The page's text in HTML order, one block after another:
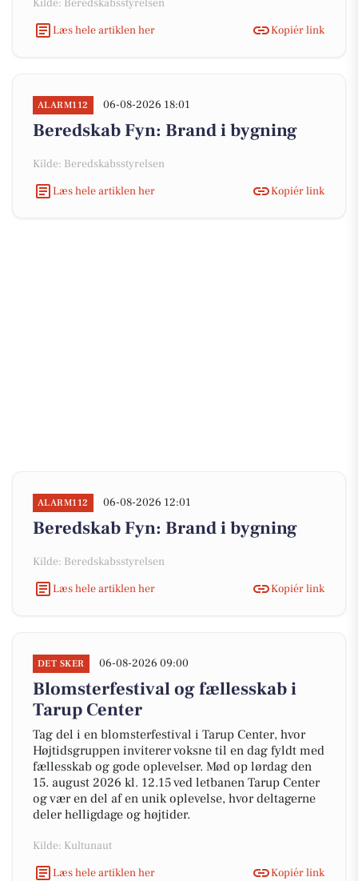
Kilde: Beredskabsstyrelsen
Læs hele artiklen her
Kopiér link
ALARM112 06-08-2026 18:01
Beredskab Fyn: Brand i bygning
Kilde: Beredskabsstyrelsen
Læs hele artiklen her
Kopiér link
ALARM112 06-08-2026 12:01
Beredskab Fyn: Brand i bygning
Kilde: Beredskabsstyrelsen
Læs hele artiklen her
Kopiér link
DET SKER 06-08-2026 09:00
Blomsterfestival og fællesskab i
Tarup Center
Tag del i en blomsterfestival i Tarup Center, hvor
Højtidsgruppen inviterer voksne til en dag fyldt med
fællesskab og gode oplevelser. Mød op lørdag den
15. august 2026 kl. 12.15 ved letbanen Tarup Center
og vær en del af en unik oplevelse, hvor deltagerne
deler helligdage og højtider.
Kilde: Kultunaut
Læs hele artiklen her
Kopiér link